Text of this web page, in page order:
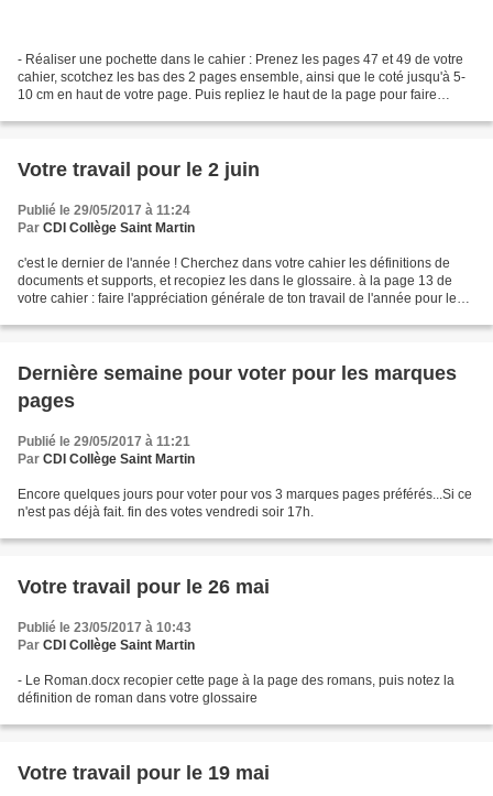
- Réaliser une pochette dans le cahier : Prenez les pages 47 et 49 de votre
cahier, scotchez les bas des 2 pages ensemble, ainsi que le coté jusqu'à 5-
10 cm en haut de votre page. Puis repliez le haut de la page pour faire
Votre travail pour le 2 juin
Publié le 29/05/2017 à 11:24
Par CDI Collège Saint Martin
c'est le dernier de l'année ! Cherchez dans votre cahier les définitions de
documents et supports, et recopiez les dans le glossaire. à la page 13 de
votre cahier : faire l'appréciation générale de ton travail de l'année pour le
Dernière semaine pour voter pour les marques
pages
Publié le 29/05/2017 à 11:21
Par CDI Collège Saint Martin
Encore quelques jours pour voter pour vos 3 marques pages préférés...Si ce
n'est pas déjà fait. fin des votes vendredi soir 17h.
Votre travail pour le 26 mai
Publié le 23/05/2017 à 10:43
Par CDI Collège Saint Martin
- Le Roman.docx recopier cette page à la page des romans, puis notez la
définition de roman dans votre glossaire
Votre travail pour le 19 mai